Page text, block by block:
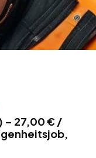
– 27,00 € /